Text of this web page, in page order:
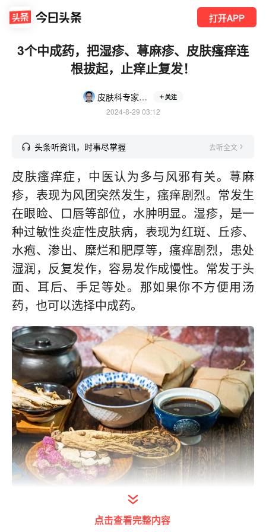
打开APP
3个中成药，把湿疹、荨麻疹、皮肤瘙痒连
根拔起，止痒止复发！
皮肤科专家王煜明 关注
2024-8-29 03:12
头条听资讯，时事尽掌握 去听全文
皮肤瘙痒症，中医认为多与风邪有关。荨麻
疹，表现为风团突然发生，瘙痒剧烈。常发生
在眼睑、口唇等部位，水肿明显。湿疹，是一
种过敏性炎症性皮肤病，表现为红斑、丘疹、
水疱、渗出、糜烂和肥厚等，瘙痒剧烈，患处
湿润，反复发作，容易发作成慢性。常发于头
面、耳后、手足等处。那如果你不方便用汤
药，也可以选择中成药。
打开今日头条查看图片详情
1、金蝉止痒颗粒(胶囊)
点击查看完整内容